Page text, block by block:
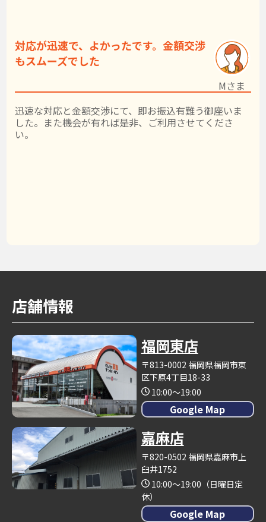
対応が迅速で、よかったです。金額交渉
もスムーズでした
迅速な対応と金額交渉にて、即お振込有難う御座いま
した。また機会が有れば是非、ご利用させてくださ
い。
Mさま
店舗情報
福岡東店
〒813-0002 福岡県福岡市東
区下原4丁目18-33
10:00～19:00
Google Map
嘉麻店
〒820-0502 福岡県嘉麻市上
臼井1752
10:00～19:00（日曜日定
休）
Google Map